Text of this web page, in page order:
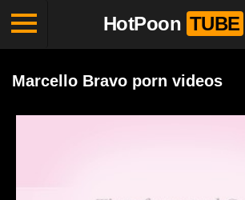
HotPoon TUBE
Marcello Bravo porn videos